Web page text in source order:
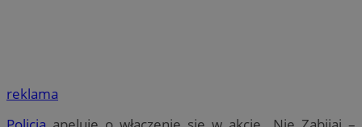
reklama